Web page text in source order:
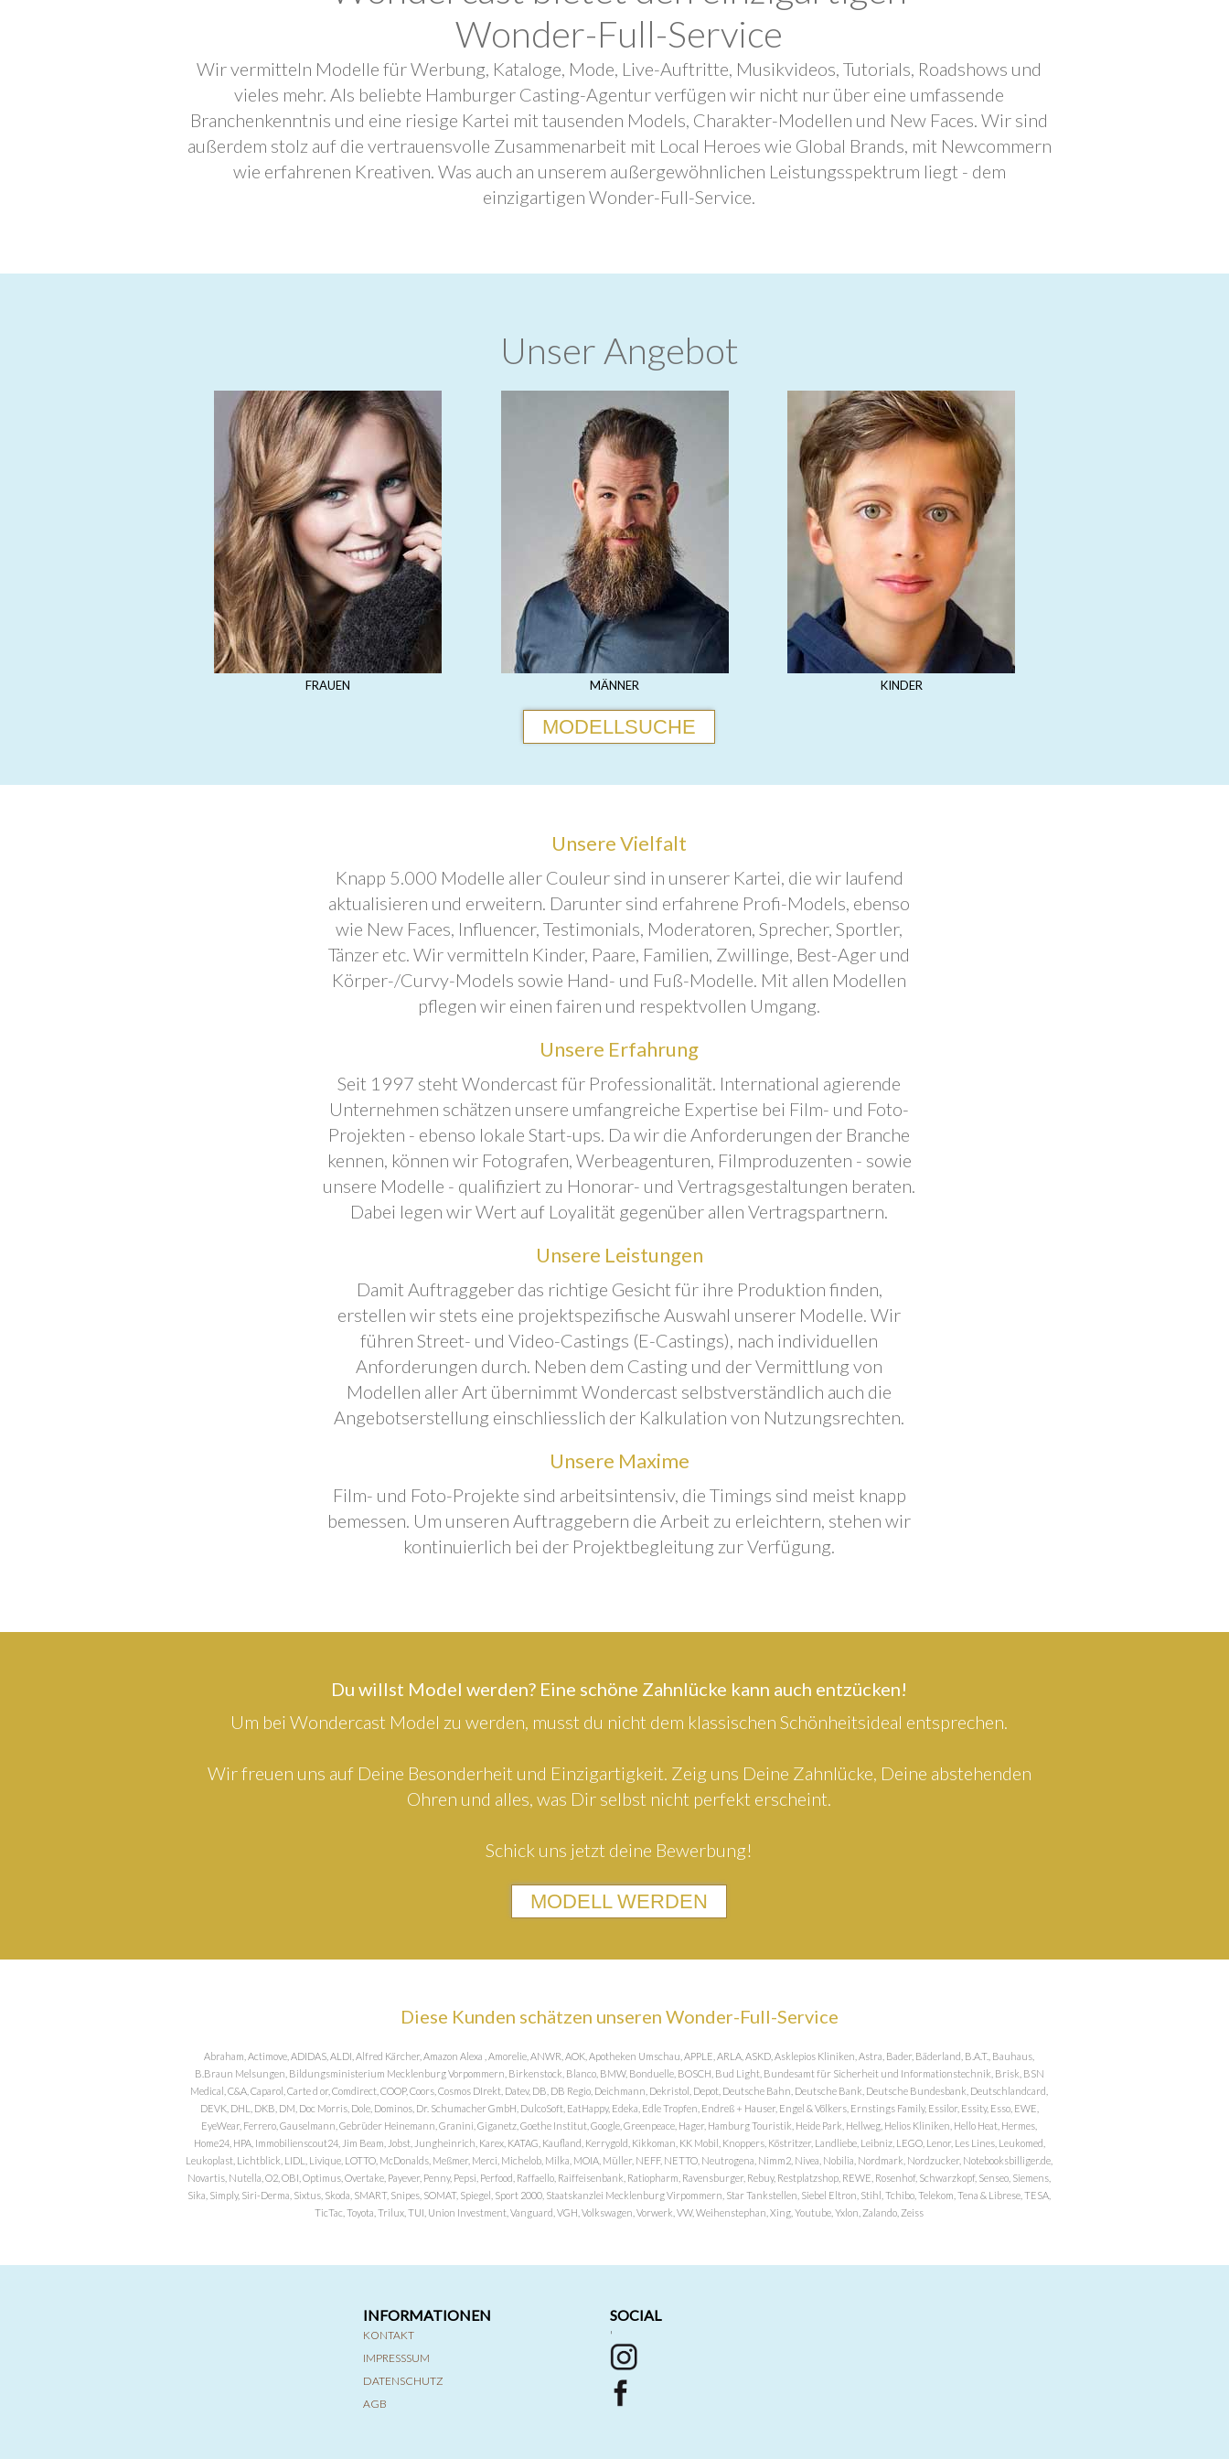
Wonder-Full-Service
Wir vermitteln Modelle für Werbung, Kataloge, Mode, Live-Auftritte, Musikvideos, Tutorials, Roadshows und
vieles mehr. Als beliebte Hamburger Casting-Agentur verfügen wir nicht nur über eine umfassende
Branchenkenntnis und eine riesige Kartei mit tausenden Models, Charakter-Modellen und New Faces. Wir sind
außerdem stolz auf die vertrauensvolle Zusammenarbeit mit Local Heroes wie Global Brands, mit Newcommern
wie erfahrenen Kreativen. Was auch an unserem außergewöhnlichen Leistungsspektrum liegt - dem
einzigartigen Wonder-Full-Service.
Unser Angebot
FRAUEN MÄNNER KINDER
MODELLSUCHE
Unsere Vielfalt
Knapp 5.000 Modelle aller Couleur sind in unserer Kartei, die wir laufend
aktualisieren und erweitern. Darunter sind erfahrene Profi-Models, ebenso
wie New Faces, Influencer, Testimonials, Moderatoren, Sprecher, Sportler,
Tänzer etc. Wir vermitteln Kinder, Paare, Familien, Zwillinge, Best-Ager und
Körper-/Curvy-Models sowie Hand- und Fuß-Modelle. Mit allen Modellen
pflegen wir einen fairen und respektvollen Umgang.
Unsere Erfahrung
Seit 1997 steht Wondercast für Professionalität. International agierende
Unternehmen schätzen unsere umfangreiche Expertise bei Film- und Foto-
Projekten - ebenso lokale Start-ups. Da wir die Anforderungen der Branche
kennen, können wir Fotografen, Werbeagenturen, Filmproduzenten - sowie
unsere Modelle - qualifiziert zu Honorar- und Vertragsgestaltungen beraten.
Dabei legen wir Wert auf Loyalität gegenüber allen Vertragspartnern.
Unsere Leistungen
Damit Auftraggeber das richtige Gesicht für ihre Produktion finden,
erstellen wir stets eine projektspezifische Auswahl unserer Modelle. Wir
führen Street- und Video-Castings (E-Castings), nach individuellen
Anforderungen durch. Neben dem Casting und der Vermittlung von
Modellen aller Art übernimmt Wondercast selbstverständlich auch die
Angebotserstellung einschliesslich der Kalkulation von Nutzungsrechten.
Unsere Maxime
Film- und Foto-Projekte sind arbeitsintensiv, die Timings sind meist knapp
bemessen. Um unseren Auftraggebern die Arbeit zu erleichtern, stehen wir
kontinuierlich bei der Projektbegleitung zur Verfügung.
Du willst Model werden? Eine schöne Zahnlücke kann auch entzücken!
Um bei Wondercast Model zu werden, musst du nicht dem klassischen Schönheitsideal entsprechen.
Wir freuen uns auf Deine Besonderheit und Einzigartigkeit. Zeig uns Deine Zahnlücke, Deine abstehenden
Ohren und alles, was Dir selbst nicht perfekt erscheint.
Schick uns jetzt deine Bewerbung!
MODELL WERDEN
Diese Kunden schätzen unseren Wonder-Full-Service
Abraham, Actimove, ADIDAS, ALDI, Alfred Kärcher, Amazon Alexa , Amorelie, ANWR, AOK, Apotheken Umschau, APPLE, ARLA, ASKD, Asklepios Kliniken, Astra, Bader, Bäderland, B.A.T., Bauhaus,
B.Braun Melsungen, Bildungsministerium Mecklenburg Vorpommern, Birkenstock, Blanco, BMW, Bonduelle, BOSCH, Bud Light, Bundesamt für Sicherheit und Informationstechnik, Brisk, BSN
Medical, C&A, Caparol, Carte d or, Comdirect, COOP, Coors, Cosmos DIrekt, Datev, DB, DB Regio, Deichmann, Dekristol, Depot, Deutsche Bahn, Deutsche Bank, Deutsche Bundesbank, Deutschlandcard,
DEVK, DHL, DKB, DM, Doc Morris, Dole, Dominos, Dr. Schumacher GmbH, DulcoSoft, EatHappy, Edeka, Edle Tropfen, Endreß + Hauser, Engel & Völkers, Ernstings Family, Essilor, Essity, Esso, EWE,
EyeWear, Ferrero, Gauselmann, Gebrüder Heinemann, Granini, Giganetz, Goethe Institut, Google, Greenpeace, Hager, Hamburg Touristik, Heide Park, Hellweg, Helios Kliniken, Hello Heat, Hermes,
Home24, HPA, Immobilienscout24, Jim Beam, Jobst, Jungheinrich, Karex, KATAG, Kaufland, Kerrygold, Kikkoman, KK Mobil, Knoppers, Köstritzer, Landliebe, Leibniz, LEGO, Lenor, Les Lines, Leukomed,
Leukoplast, Lichtblick, LIDL, Livique, LOTTO, McDonalds, Meßmer, Merci, Michelob, Milka, MOIA, Müller, NEFF, NETTO, Neutrogena, Nimm2, Nivea, Nobilia, Nordmark, Nordzucker, Notebooksbilliger.de,
Novartis, Nutella, O2, OBI, Optimus, Overtake, Payever, Penny, Pepsi, Perfood, Raffaello, Raiffeisenbank, Ratiopharm, Ravensburger, Rebuy, Restplatzshop, REWE, Rosenhof, Schwarzkopf, Senseo, Siemens,
Sika, Simply, Siri-Derma, Sixtus, Skoda, SMART, Snipes, SOMAT, Spiegel, Sport 2000, Staatskanzlei Mecklenburg Virpommern, Star Tankstellen, Siebel Eltron, Stihl, Tchibo, Telekom, Tena & Librese, TESA,
TicTac, Toyota, Trilux, TUI, Union Investment, Vanguard, VGH, Volkswagen, Vorwerk, VW, Weihenstephan, Xing, Youtube, Yxlon, Zalando, Zeiss
INFORMATIONEN
KONTAKT
IMPRESSSUM
DATENSCHUTZ
AGB
SOCIAL
'